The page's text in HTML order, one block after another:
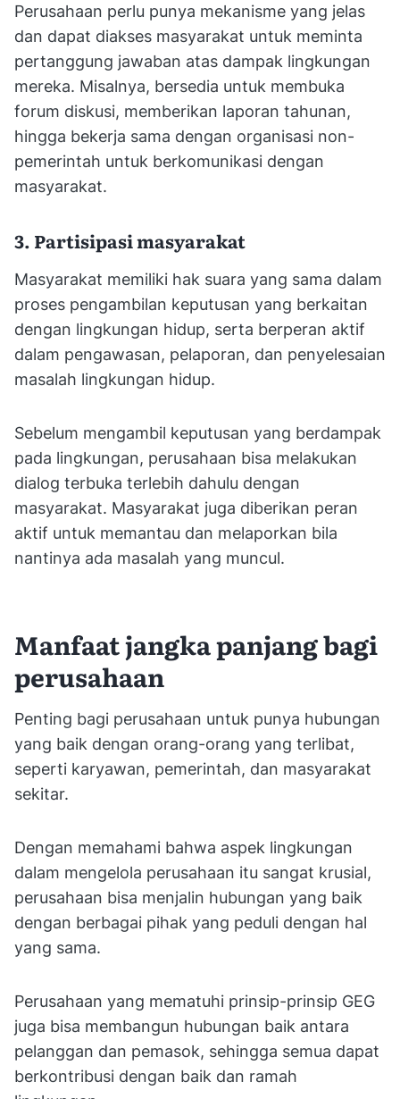
Perusahaan perlu punya mekanisme yang jelas
dan dapat diakses masyarakat untuk meminta
pertanggung jawaban atas dampak lingkungan
mereka. Misalnya, bersedia untuk membuka
forum diskusi, memberikan laporan tahunan,
hingga bekerja sama dengan organisasi non-
pemerintah untuk berkomunikasi dengan
masyarakat.
3. Partisipasi masyarakat
Masyarakat memiliki hak suara yang sama dalam
proses pengambilan keputusan yang berkaitan
dengan lingkungan hidup, serta berperan aktif
dalam pengawasan, pelaporan, dan penyelesaian
masalah lingkungan hidup.
Sebelum mengambil keputusan yang berdampak
pada lingkungan, perusahaan bisa melakukan
dialog terbuka terlebih dahulu dengan
masyarakat. Masyarakat juga diberikan peran
aktif untuk memantau dan melaporkan bila
nantinya ada masalah yang muncul.
Manfaat jangka panjang bagi
perusahaan
Penting bagi perusahaan untuk punya hubungan
yang baik dengan orang-orang yang terlibat,
seperti karyawan, pemerintah, dan masyarakat
sekitar.
Dengan memahami bahwa aspek lingkungan
dalam mengelola perusahaan itu sangat krusial,
perusahaan bisa menjalin hubungan yang baik
dengan berbagai pihak yang peduli dengan hal
yang sama.
Perusahaan yang mematuhi prinsip-prinsip GEG
juga bisa membangun hubungan baik antara
pelanggan dan pemasok, sehingga semua dapat
berkontribusi dengan baik dan ramah